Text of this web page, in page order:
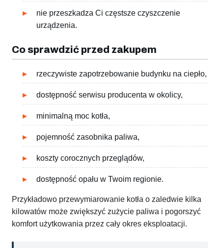
nie przeszkadza Ci częstsze czyszczenie
urządzenia.
Co sprawdzić przed zakupem
rzeczywiste zapotrzebowanie budynku na ciepło,
dostępność serwisu producenta w okolicy,
minimalną moc kotła,
pojemność zasobnika paliwa,
koszty corocznych przeglądów,
dostępność opału w Twoim regionie.
Przykładowo przewymiarowanie kotła o zaledwie kilka
kilowatów może zwiększyć zużycie paliwa i pogorszyć
komfort użytkowania przez cały okres eksploatacji.